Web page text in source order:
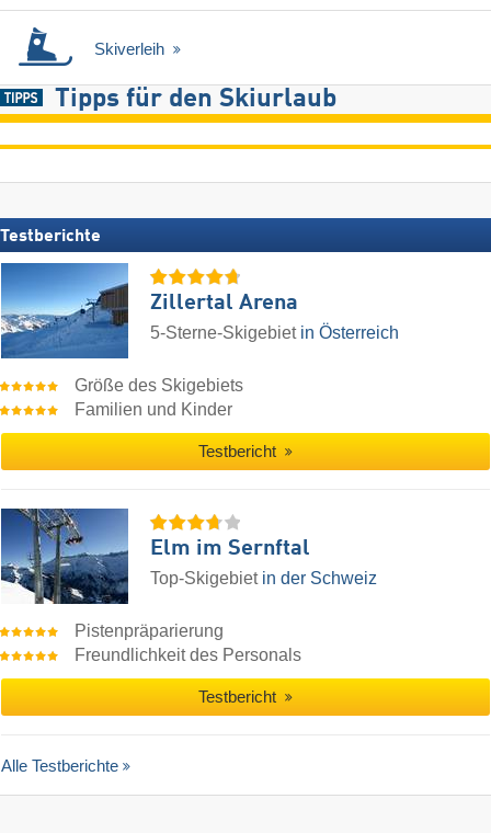
Skiverleih
Tipps für den Skiurlaub
Testberichte
Zillertal Arena
5-Sterne-Skigebiet in Österreich
Größe des Skigebiets
Familien und Kinder
Testbericht
Elm im Sernftal
Top-Skigebiet in der Schweiz
Pistenpräparierung
Freundlichkeit des Personals
Testbericht
Alle Testberichte